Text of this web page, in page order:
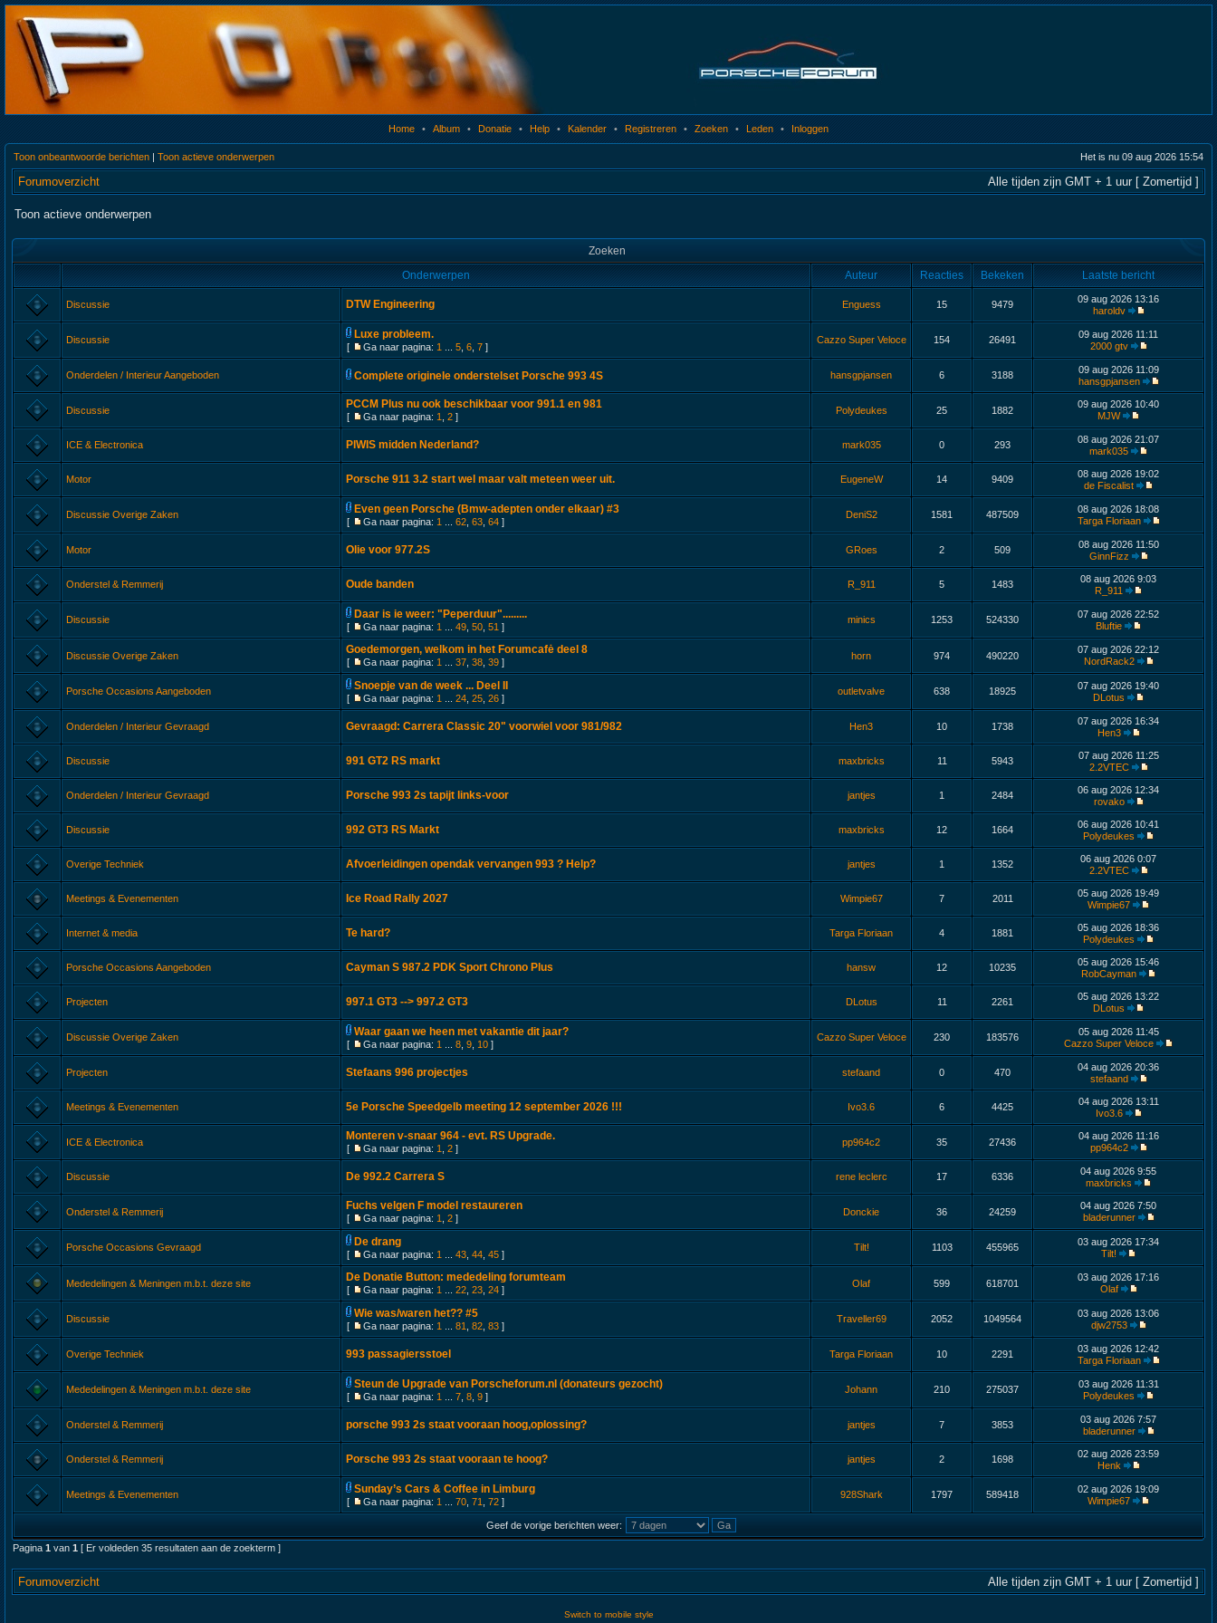
Home • Album • Donatie • Help • Kalender • Registreren • Zoeken • Leden • Inloggen
Toon onbeantwoorde berichten | Toon actieve onderwerpen Het is nu 09 aug 2026 15:54
Forumoverzicht Alle tijden zijn GMT + 1 uur [ Zomertijd ]
Toon actieve onderwerpen
Zoeken
Onderwerpen
Auteur Reacties Bekeken Laatste bericht
Discussie DTW Engineering Enguess 15 9479
09 aug 2026 13:16
haroldv
Discussie Luxe probleem.
[ Ga naar pagina: 1 5 6 7 ]
Cazzo Super Veloce 154 26491
09 aug 2026 11:11
2000 gtv
Onderdelen / Interieur Aangeboden Complete originele onderstelset Porsche 993 4S hansgpjansen 6 3188
09 aug 2026 11:09
hansgpjansen
Discussie PCCM Plus nu ook beschikbaar voor 991.1 en 981
[ Ga naar pagina: 1 2 ]
Polydeukes 25 1882
09 aug 2026 10:40
MJW
ICE & Electronica PIWIS midden Nederland? mark035 0 293
08 aug 2026 21:07
mark035
Motor Porsche 911 3.2 start wel maar valt meteen weer uit. EugeneW 14 9409
08 aug 2026 19:02
de Fiscalist
Discussie Overige Zaken Even geen Porsche (Bmw-adepten onder elkaar) #3
[ Ga naar pagina: 1 62 63 64 ]
DeniS2 1581 487509
08 aug 2026 18:08
Targa Floriaan
Motor Olie voor 977.2S GRoes 2 509
08 aug 2026 11:50
GinnFizz
Onderstel & Remmerij Oude banden R_911 5 1483
08 aug 2026 9:03
R_911
Discussie Daar is ie weer: "Peperduur".........
[ Ga naar pagina: 1 49 50 51 ]
minics 1253 524330
07 aug 2026 22:52
Bluftie
Discussie Overige Zaken Goedemorgen, welkom in het Forumcafė deel 8
[ Ga naar pagina: 1 37 38 39 ]
horn 974 490220
07 aug 2026 22:12
NordRack2
Porsche Occasions Aangeboden Snoepje van de week ... Deel II
[ Ga naar pagina: 1 24 25 26 ]
outletvalve 638 18925
07 aug 2026 19:40
DLotus
Onderdelen / Interieur Gevraagd Gevraagd: Carrera Classic 20" voorwiel voor 981/982 Hen3 10 1738
07 aug 2026 16:34
Hen3
Discussie 991 GT2 RS markt maxbricks 11 5943
07 aug 2026 11:25
2.2VTEC
Onderdelen / Interieur Gevraagd Porsche 993 2s tapijt links-voor jantjes 1 2484
06 aug 2026 12:34
rovako
Discussie 992 GT3 RS Markt maxbricks 12 1664
06 aug 2026 10:41
Polydeukes
Overige Techniek Afvoerleidingen opendak vervangen 993 ? Help? jantjes 1 1352
06 aug 2026 0:07
2.2VTEC
Meetings & Evenementen Ice Road Rally 2027 Wimpie67 7 2011
05 aug 2026 19:49
Wimpie67
Internet & media Te hard? Targa Floriaan 4 1881
05 aug 2026 18:36
Polydeukes
Porsche Occasions Aangeboden Cayman S 987.2 PDK Sport Chrono Plus hansw 12 10235
05 aug 2026 15:46
RobCayman
Projecten 997.1 GT3 --> 997.2 GT3 DLotus 11 2261
05 aug 2026 13:22
DLotus
Discussie Overige Zaken Waar gaan we heen met vakantie dit jaar?
[ Ga naar pagina: 1 8 9 10 ]
Cazzo Super Veloce 230 183576
05 aug 2026 11:45
Cazzo Super Veloce
Projecten Stefaans 996 projectjes stefaand 0 470
04 aug 2026 20:36
stefaand
Meetings & Evenementen 5e Porsche Speedgelb meeting 12 september 2026 !!! Ivo3.6 6 4425
04 aug 2026 13:11
Ivo3.6
ICE & Electronica Monteren v-snaar 964 - evt. RS Upgrade.
[ Ga naar pagina: 1 2 ]
pp964c2 35 27436
04 aug 2026 11:16
pp964c2
Discussie De 992.2 Carrera S rene leclerc 17 6336
04 aug 2026 9:55
maxbricks
Onderstel & Remmerij Fuchs velgen F model restaureren
[ Ga naar pagina: 1 2 ]
Donckie 36 24259
04 aug 2026 7:50
bladerunner
Porsche Occasions Gevraagd De drang
[ Ga naar pagina: 1 43 44 45 ]
Tilt! 1103 455965
03 aug 2026 17:34
Tilt!
Mededelingen & Meningen m.b.t. deze site De Donatie Button: mededeling forumteam
[ Ga naar pagina: 1 22 23 24 ]
Olaf 599 618701
03 aug 2026 17:16
Olaf
Discussie Wie was/waren het?? #5
[ Ga naar pagina: 1 81 82 83 ]
Traveller69 2052 1049564
03 aug 2026 13:06
djw2753
Overige Techniek 993 passagiersstoel Targa Floriaan 10 2291
03 aug 2026 12:42
Targa Floriaan
Mededelingen & Meningen m.b.t. deze site Steun de Upgrade van Porscheforum.nl (donateurs gezocht)
[ Ga naar pagina: 1 7 8 9 ]
Johann 210 275037
03 aug 2026 11:31
Polydeukes
Onderstel & Remmerij porsche 993 2s staat vooraan hoog,oplossing? jantjes 7 3853
03 aug 2026 7:57
bladerunner
Onderstel & Remmerij Porsche 993 2s staat vooraan te hoog? jantjes 2 1698
02 aug 2026 23:59
Henk
Meetings & Evenementen Sunday’s Cars & Coffee in Limburg
[ Ga naar pagina: 1 70 71 72 ]
928Shark 1797 589418
02 aug 2026 19:09
Wimpie67
Geef de vorige berichten weer:
Pagina 1 van 1 [ Er voldeden 35 resultaten aan de zoekterm ]
Forumoverzicht Alle tijden zijn GMT + 1 uur [ Zomertijd ]
Switch to mobile style